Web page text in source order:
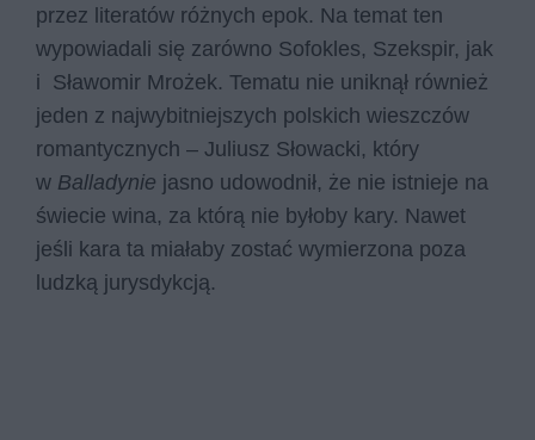
przez literatów różnych epok. Na temat ten
wypowiadali się zarówno Sofokles, Szekspir, jak
i Sławomir Mrożek. Tematu nie uniknął również
jeden z najwybitniejszych polskich wieszczów
romantycznych – Juliusz Słowacki, który
w Balladynie jasno udowodnił, że nie istnieje na
świecie wina, za którą nie byłoby kary. Nawet
jeśli kara ta miałaby zostać wymierzona poza
ludzką jurysdykcją.